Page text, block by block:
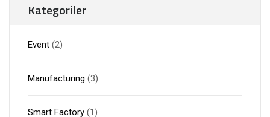
Kategoriler
Event (2)
Manufacturing (3)
Smart Factory (1)